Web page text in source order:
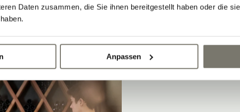
Daten zusammen, die Sie ihnen bereitgestellt haben oder die
Anpassen